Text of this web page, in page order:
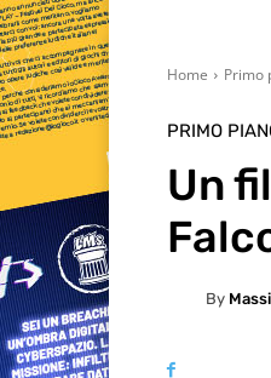
Home Primo
PRIMO
Un
By